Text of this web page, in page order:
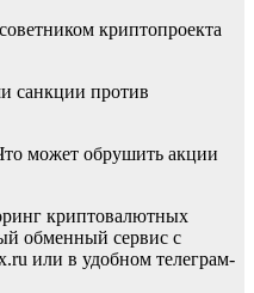
криптопроекта
санкции против
может обрушить акции
криптовалютных
обменный сервис с
или в удобном телеграм-